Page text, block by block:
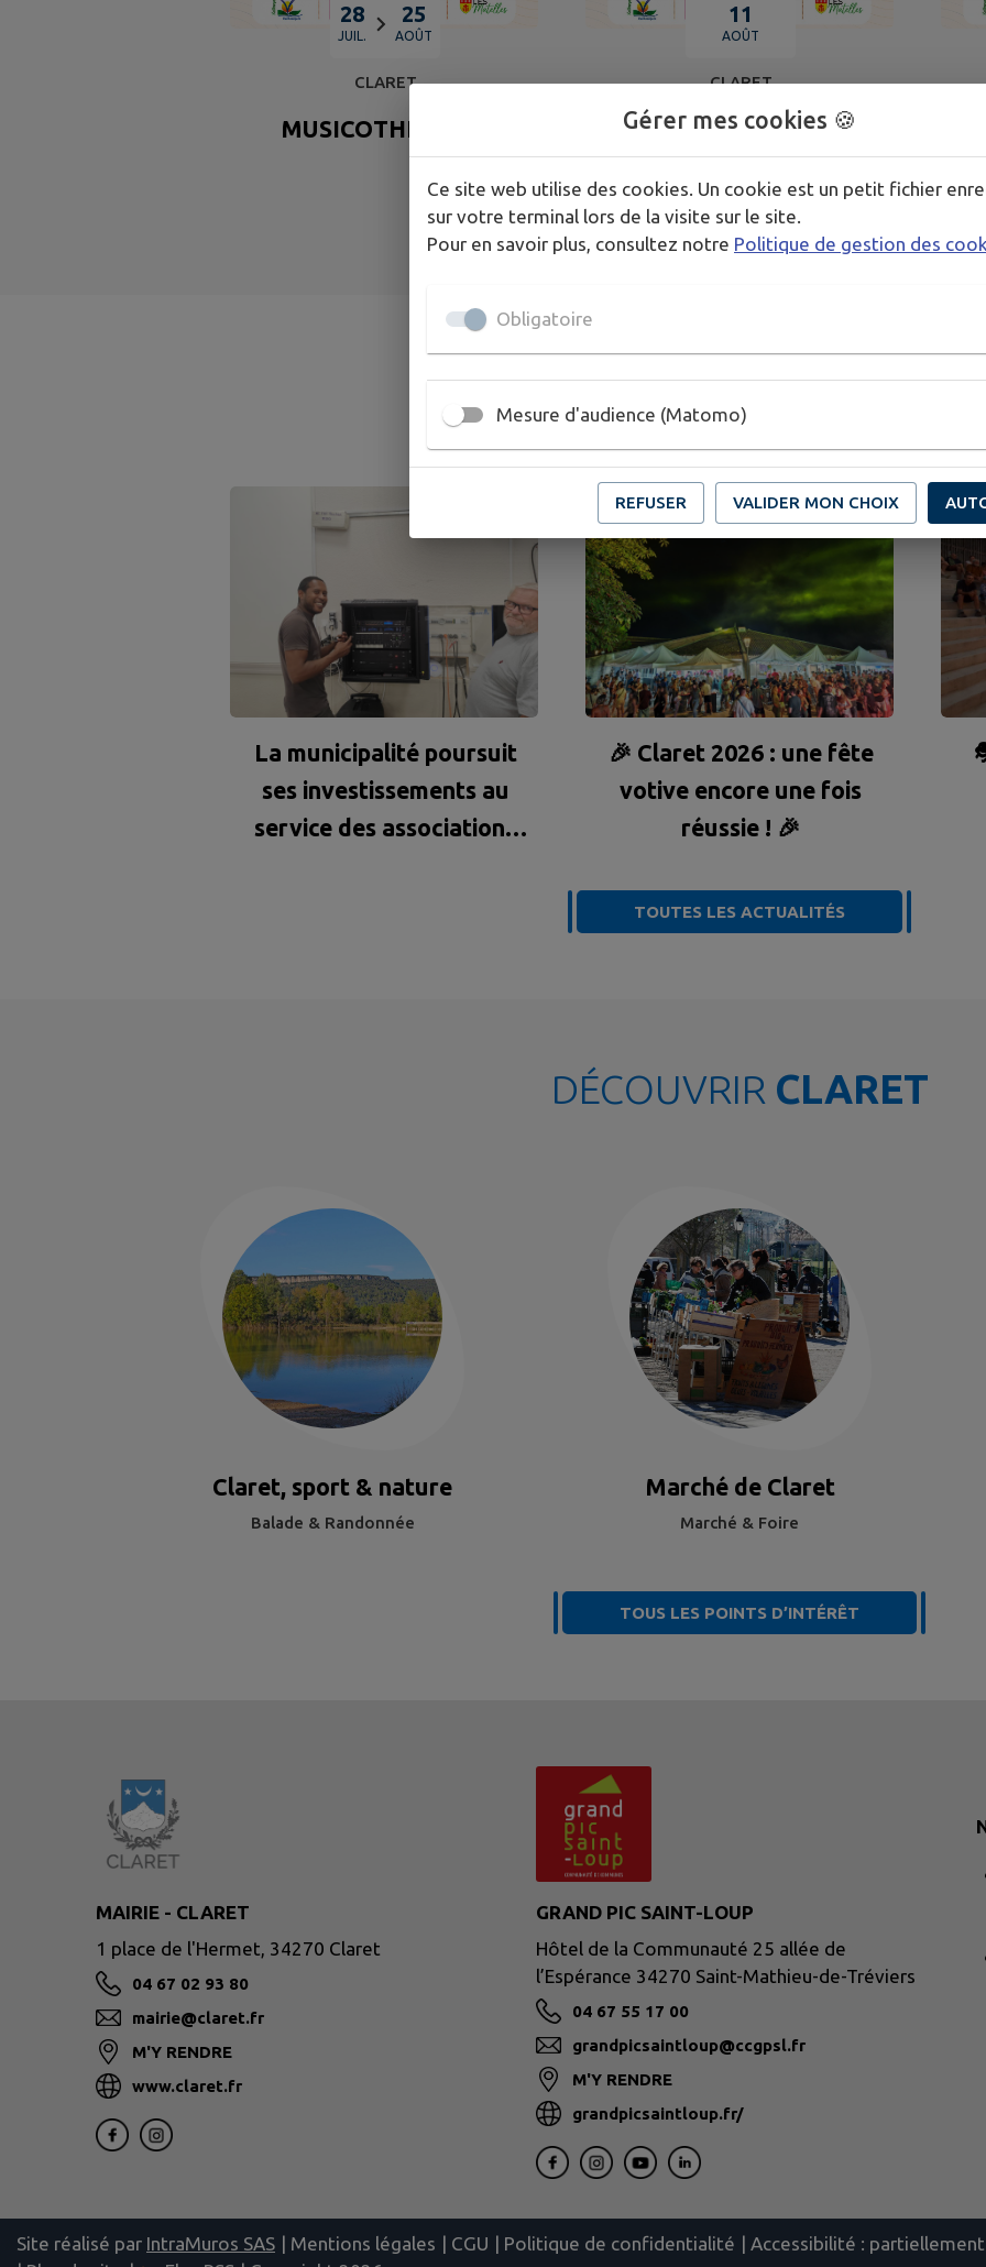
28
JUIL.
25
AOÛT
CLARET
MUSICOTHÉRAPIE
11
AOÛT
CLARET
MUSICOTHÉRAPIE
TOUS LES ÉVÉNEMENTS
ACTUALITÉSDE MA
La municipalité poursuit
ses investissements au
service des associations
🎉 Claret 2026 : une fête
votive encore une fois
réussie ! 🎉
TOUTES LES ACTUALITÉS
DÉCOUVRIR CLARET
Claret, sport & nature
Balade & Randonnée
Marché de Claret
Marché & Foire
TOUS LES POINTS D’INTÉRÊT
MAIRIE - CLARET
1 place de l'Hermet, 34270 Claret
04 67 02 93 80
mairie@claret.fr
M'Y RENDRE
www.claret.fr
GRAND PIC SAINT-LOUP
Hôtel de la Communauté 25 allée de
l’Espérance 34270 Saint-Mathieu-de-Tréviers
04 67 55 17 00
grandpicsaintloup@ccgpsl.fr
M'Y RENDRE
grandpicsaintloup.fr/
Site réalisé par IntraMuros SAS Mentions légales CGU Politique de confidentialité Accessibilité :
Gérer mes cookies 🍪
Ce site web utilise des cookies. Un cookie est un petit fichier
sur votre terminal lors de la visite sur le site.
Pour en savoir plus, consultez notre Politique de gestion des
Obligatoire
Mesure d'audience (Matomo)
REFUSER VALIDER MON CHOIX